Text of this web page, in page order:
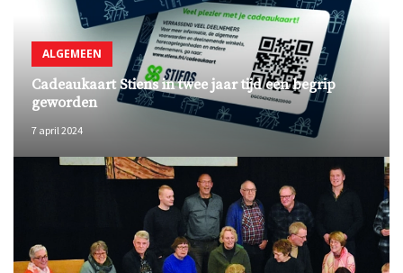
ALGEMEEN
Cadeaukaart Stiens in twee jaar tijd een begrip
geworden
7 april 2024